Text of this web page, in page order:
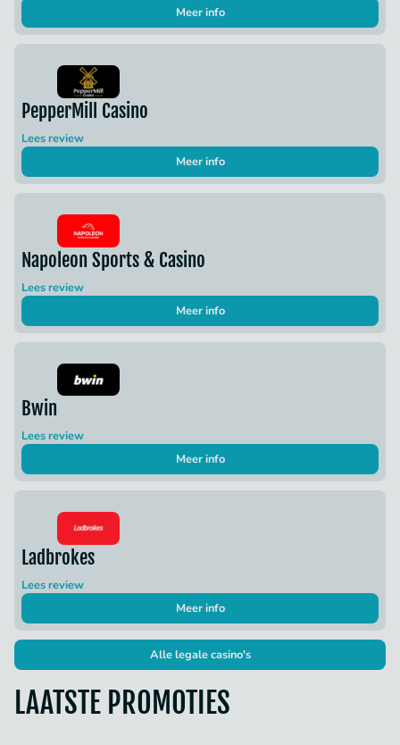
Meer info
PepperMill Casino
Lees review
Meer info
Napoleon Sports & Casino
Lees review
Meer info
Bwin
Lees review
Meer info
Ladbrokes
Lees review
Meer info
Alle legale casino's
LAATSTE PROMOTIES